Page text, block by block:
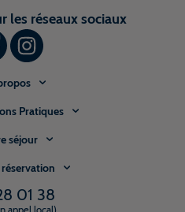
les réseaux sociaux
Pratiques
séjour
01 38